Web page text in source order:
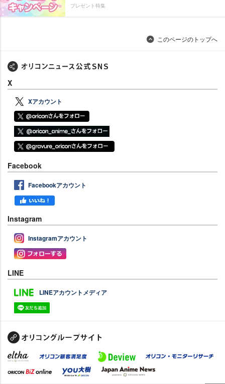
プレゼント特集
このページのトップへ
X
Xアカウント
Facebook
Facebookアカウント
Instagram
Instagramアカウント
LINE
LINEアカウントメディア